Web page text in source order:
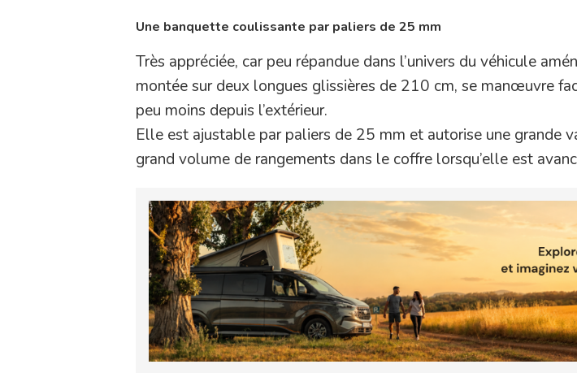
Une banquette coulissante par paliers de 25 mm
Très appréciée, car peu répandue dans l’univers du véhicule
montée sur deux longues glissières de 210 cm, se manœuvre
peu moins depuis l’extérieur.
Elle est ajustable par paliers de 25 mm et autorise une grande
grand volume de rangements dans le coffre lorsqu’elle est